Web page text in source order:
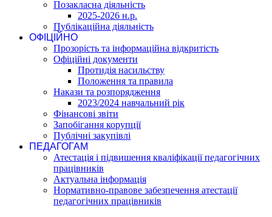
Позакласна діяльність
2025-2026 н.р.
Публікаційна діяльність
ОФІЦІЙНО
Прозорість та інформаційна відкритість
Офіційні документи
Протидія насильству
Положення та правила
Накази та розпорядження
2023/2024 навчальний рік
Фінансові звіти
Запобігання корупції
Публічні закупівлі
ПЕДАГОГАМ
Атестація і підвишення кваліфікації педагогічних
працівників
Актуальна інформація
Нормативно-правове забезпечення атестації
педагогічних працівників